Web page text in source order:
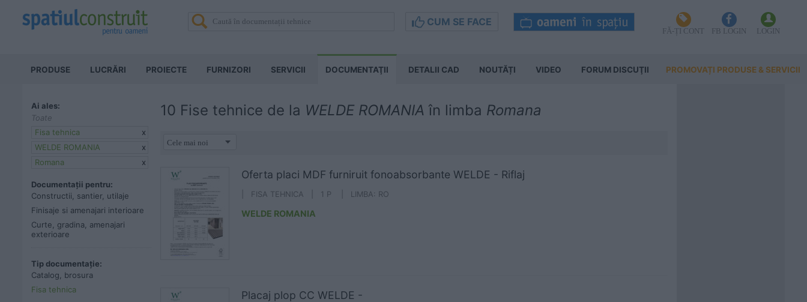
CUM SE FACE
FĂ-ȚI CONT FB LOGIN LOGIN
PRODUSE LUCRĂRI PROIECTE FURNIZORI SERVICII DOCUMENTAŢII DETALII CAD NOUTĂȚI VIDEO FORUM DISCUŢII PROMOVAȚI PRODUSE & SERVICII
Ai ales:
Toate
x
Fisa tehnica
x
WELDE ROMANIA
x
Romana
Documentații pentru:
Constructii, santier, utilaje
Finisaje si amenajari interioare
Curte, gradina, amenajari
exterioare
Tip documentație:
Catalog, brosura
Fisa tehnica
10 Fise tehnice de la WELDE ROMANIA în limba Romana
Oferta placi MDF furniruit fonoabsorbante WELDE - Riflaj
| FISA TEHNICA | 1 P | LIMBA: RO
WELDE ROMANIA
Placaj plop CC WELDE -